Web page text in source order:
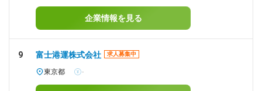
企業情報を見る
9 富士港運株式会社 求人募集中
東京都 -